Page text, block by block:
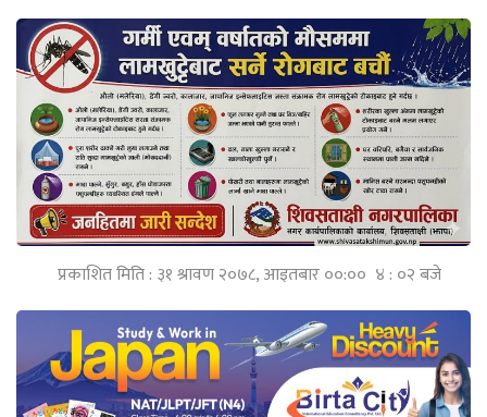
प्रकाशित मिति : ३१ श्रावण २०७८, आइतबार ००:०० ४ : ०२ बजे